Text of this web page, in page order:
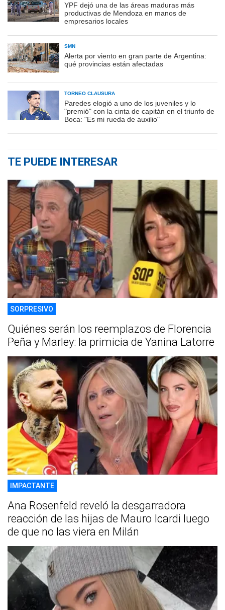
YPF dejó una de las áreas maduras más
productivas de Mendoza en manos de
empresarios locales
SMN
Alerta por viento en gran parte de Argentina:
qué provincias están afectadas
TORNEO CLAUSURA
Paredes elogió a uno de los juveniles y lo
"premió" con la cinta de capitán en el triunfo de
Boca: "Es mi rueda de auxilio"
TE PUEDE INTERESAR
SORPRESIVO
Quiénes serán los reemplazos de Florencia
Peña y Marley: la primicia de Yanina Latorre
IMPACTANTE
Ana Rosenfeld reveló la desgarradora
reacción de las hijas de Mauro Icardi luego
de que no las viera en Milán